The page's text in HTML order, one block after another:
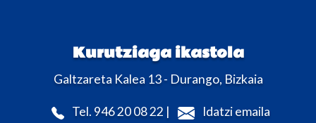
Kurutziaga ikastola
Galtzareta Kalea 13 - Durango, Bizkaia
Tel. 946 20 08 22 | Idatzi emaila